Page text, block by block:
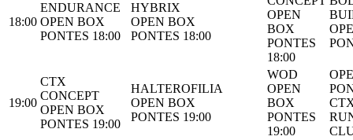
18:00
ENDURANCE
OPEN BOX
PONTES 18:00
HYBRIX
OPEN BOX
PONTES 18:00
OPEN
BOX
PONTES
18:00
19:00
CTX
CONCEPT
OPEN BOX
PONTES 19:00
HALTEROFILIA
OPEN BOX
PONTES 19:00
WOD
OPEN
BOX
PONTES
19:00